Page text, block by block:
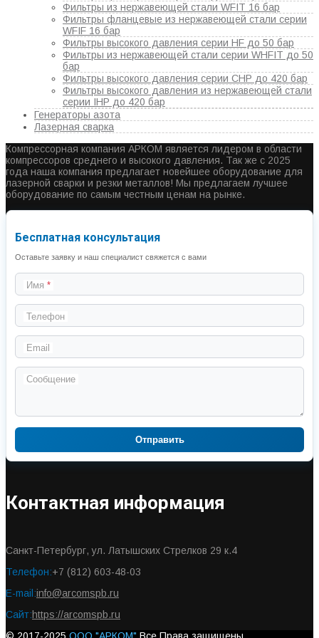
Фильтры из нержавеющей стали WFIT 16 бар
Фильтры фланцевые из нержавеющей стали серии
WFIF 16 бар
Фильтры высокого давления серии HF до 50 бар
Фильтры из нержавеющей стали серии WHFIT до 50
бар
Фильтры высокого давления серии CHP до 420 бар
Фильтры высокого давления из нержавеющей стали
серии IHP до 420 бар
Генераторы азота
Лазерная сварка
Компрессорная компания АРКОМ является лидером в области
компрессоров среднего и высокого давления. Так же с 2025
года наша компания предлагает новейшее оборудование для
лазерной сварки и резки металлов! Мы предлагаем лучшее
оборудование по самым честным ценам на рынке.
Бесплатная консультация
Оставьте заявку и наш специалист свяжется с вами
Имя
Телефон
Email
Сообщение
Отправить
Контактная информация
Санкт-Петербург, ул. Латышских Стрелков 29 к.4
Телефон:+7 (812) 603-48-03
E-mail:info@arcomspb.ru
Сайт:https://arcomspb.ru
© 2017-2025 ООО "АРКОМ" Все Права защищены